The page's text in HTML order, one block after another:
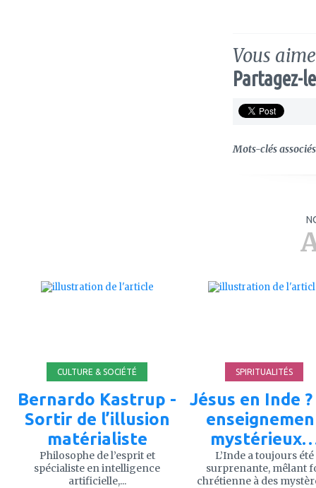
Vous
Partagez-
Mots-clés
CULTURE & SOCIÉTÉ
Bernardo Kastrup -
Sortir de l’illusion
matérialiste
Philosophe de l’esprit et
spécialiste en intelligence
artificielle,...
SPIRITUALITÉS
Jésus en Inde ?
L’Inde a toujours été
surprenante, mêlant
chrétienne à des